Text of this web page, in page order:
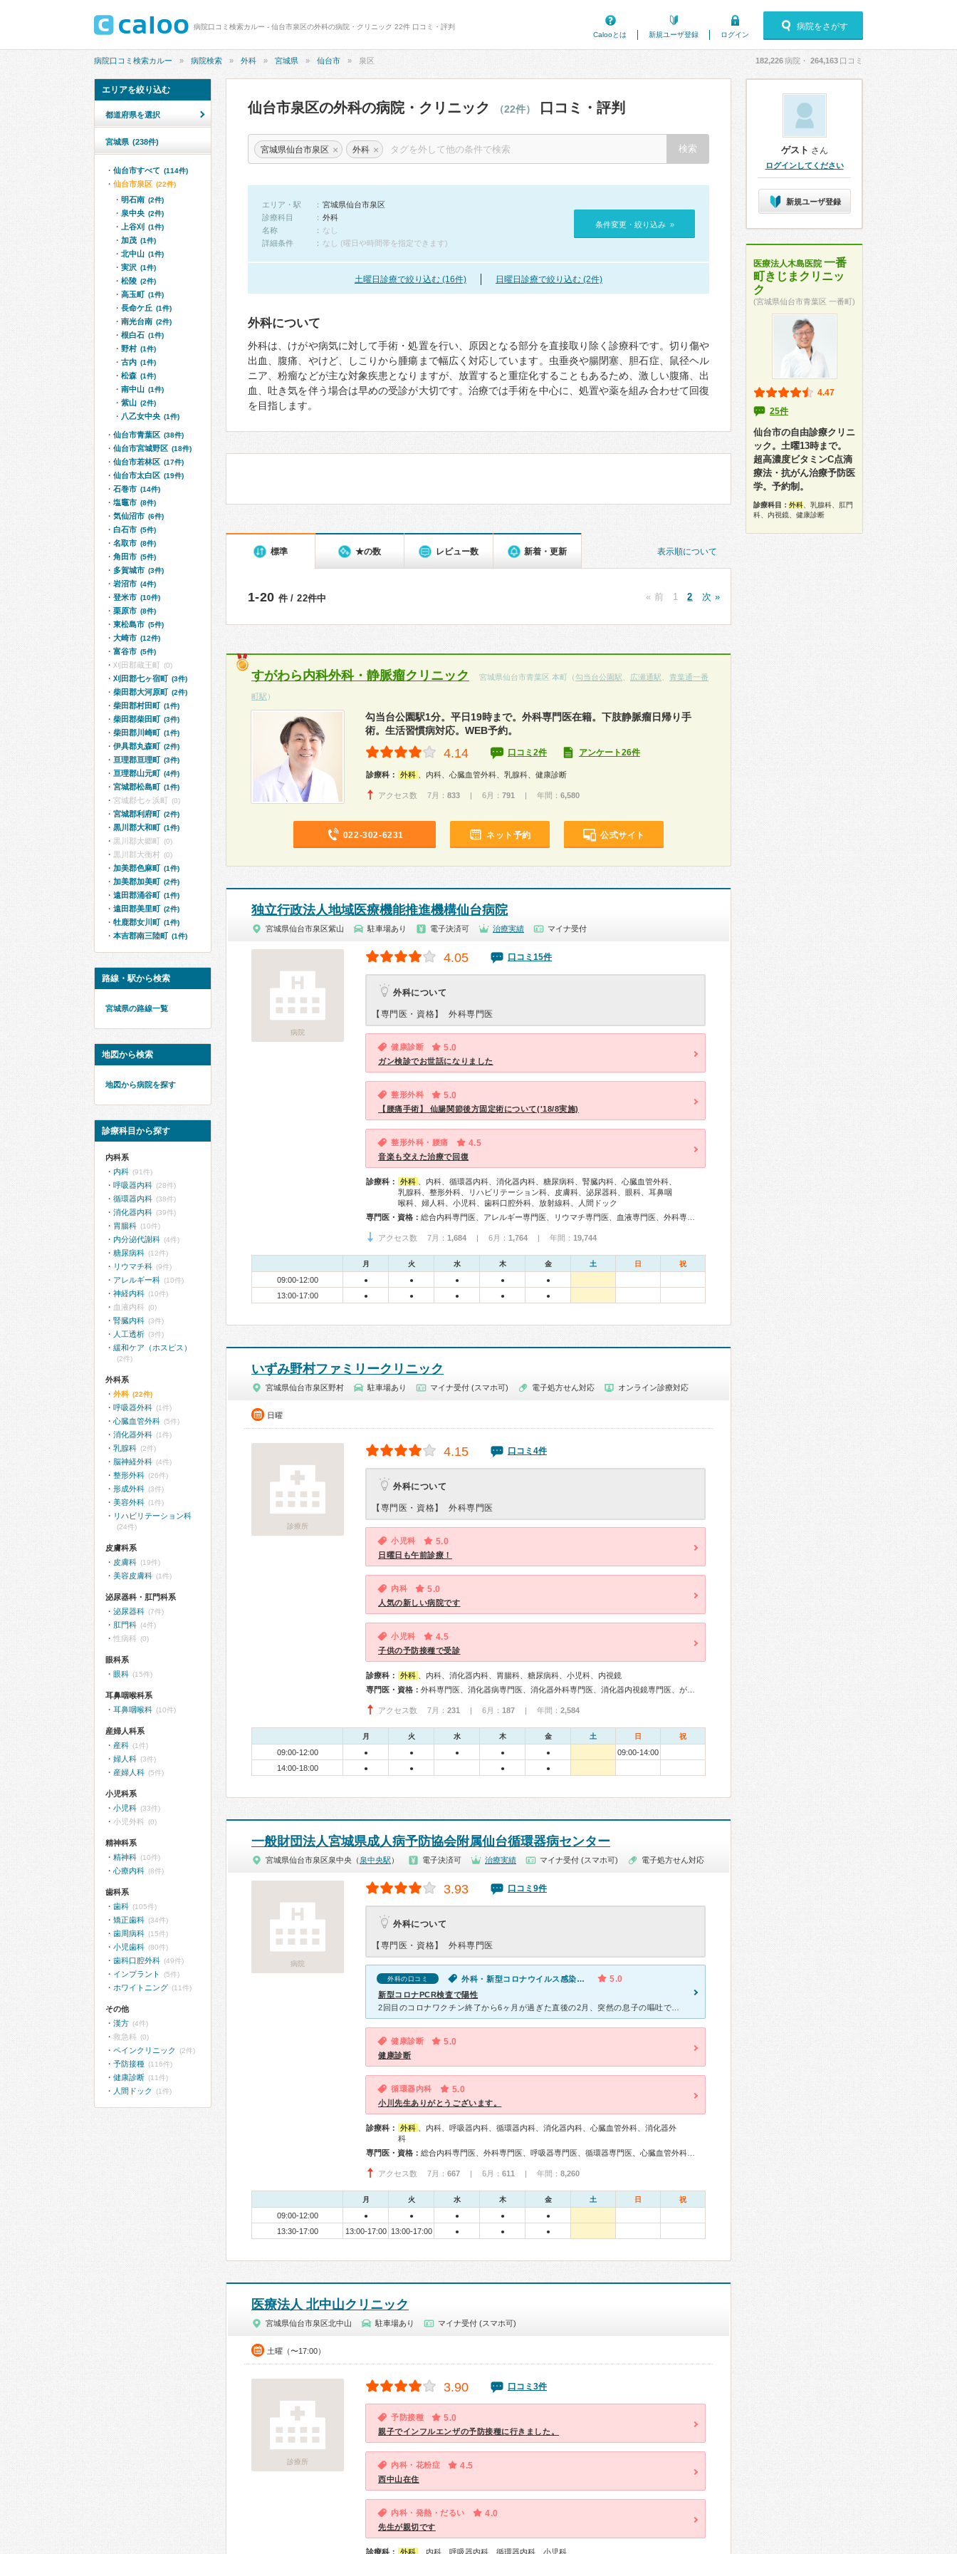
病院口コミ検索カルー - 仙台市泉区の外科の病院・クリニック 22件 口コミ・評判
Calooとは
新規ユーザ登録 ログイン
病院をさがす
病院口コミ検索カルー 病院検索 外科 宮城県 仙台市 泉区 182,226病院・ 264,163 口コミ
仙台市泉区の外科の病院・クリニック （22件） 口コミ・評判
宮城県仙台市泉区 × 外科 ×
エリア・駅
宮城県仙台市泉区
診療科目
外科
名称
なし
詳細条件
なし (曜日や時間帯を指定できます)
条件変更・絞り込み »
土曜日診療で絞り込む (16件) 日曜日診療で絞り込む (2件)
外科について
外科は、けがや病気に対して手術・処置を行い、原因となる部分を直接取り除く診療科です。切り傷や
出血、腹痛、やけど、しこりから腫瘍まで幅広く対応しています。虫垂炎や腸閉塞、胆石症、鼠径ヘル
ニア、粉瘤などが主な対象疾患となりますが、放置すると重症化することもあるため、激しい腹痛、出
血、吐き気を伴う場合は早めの受診が大切です。治療では手術を中心に、処置や薬を組み合わせて回復
を目指します。
表示順について
標準 ★の数 レビュー数 新着・更新
1-20 件 / 22件中 « 前 1 2 次 »
すがわら内科外科・静脈瘤クリニック 宮城県仙台市青葉区 本町（勾当台公園駅 広瀬通駅 青葉通一番
町駅 ）
勾当台公園駅1分。平日19時まで。外科専門医在籍。下肢静脈瘤日帰り手
術。生活習慣病対応。WEB予約。
4.14 口コミ2件 アンケート26件
診療科： 外科 、内科、心臓血管外科、乳腺科、健康診断
アクセス数 7月： 833 | 6月： 791 | 年間： 6,580
022-302-6231 ネット予約 公式サイト
独立行政法人地域医療機能推進機構仙台病院
宮城県仙台市泉区紫山 駐車場あり 電子決済可 治療実績 マイナ受付
病院
4.05 口コミ15件
外科について
【専門医・資格】 外科専門医
健康診断 5.0
ガン検診でお世話になりました
整形外科 5.0
【腰痛手術】 仙腸関節後方固定術について('18/8実施)
整形外科・腰痛 4.5
音楽も交えた治療で回復
診療科： 外科
、内科、循環器内科、消化器内科、糖尿病科、腎臓内科、心臓血管外科、
乳腺科、整形外科、リハビリテーション科、皮膚科、泌尿器科、眼科、耳鼻咽
喉科、婦人科、小児科、歯科口腔外科、放射線科、人間ドック
専門医・資格：
アクセス数 7月： 1,684 | 6月： 1,764 | 年間： 19,744
月 火 水 木 金 土 日 祝
09:00-12:00 ● ● ● ● ●
13:00-17:00 ● ● ● ● ●
いずみ野村ファミリークリニック
宮城県仙台市泉区野村 駐車場あり マイナ受付 (スマホ可) 電子処方せん対応 オンライン診療対応
日曜
診療所
4.15 口コミ4件
外科について
【専門医・資格】 外科専門医
小児科 5.0
日曜日も午前診療！
内科 5.0
人気の新しい病院です
小児科 4.5
子供の予防接種で受診
診療科： 外科
、内科、消化器内科、胃腸科、糖尿病科、小児科、内視鏡
専門医・資格：
アクセス数 7月： 231 | 6月： 187 | 年間： 2,584
月 火 水 木 金 土 日 祝
09:00-12:00 ● ● ● ● ●
09:00-14:00
14:00-18:00
● ● ● ●
一般財団法人宮城県成人病予防協会附属仙台循環器病センター
宮城県仙台市泉区泉中央（泉中央駅 ） 電子決済可 治療実績 マイナ受付 (スマホ可) 電子処方せん対応
病院
3.93 口コミ9件
外科について
【専門医・資格】 外科専門医
外科の口コミ 外科・新型コロナウイルス感染症（COVID-19） 5.0
新型コロナPCR検査で陽性
健康診断 5.0
健康診断
循環器内科 5.0
小川先生ありがとうございます。
診療科： 外科
、内科、呼吸器内科、循環器内科、消化器内科、心臓血管外科、消化器外
科
専門医・資格：
アクセス数 7月： 667 | 6月： 611 | 年間： 8,260
月 火 水 木 金 土 日 祝
09:00-12:00 ● ● ● ● ●
13:30-17:00 13:00-17:00 13:00-17:00 ● ● ●
医療法人 北中山クリニック
宮城県仙台市泉区北中山 駐車場あり マイナ受付 (スマホ可)
土曜（〜17:00）
診療所
3.90 口コミ3件
予防接種 5.0
親子でインフルエンザの予防接種に行きました。
内科・花粉症 4.5
西中山在住
内科・発熱・だるい 4.0
先生が親切です
診療科： 外科 、内科、呼吸器内科、循環器内科、小児科
エリアを絞り込む
都道府県を選択
宮城県 (238件)
仙台市すべて (114件)
仙台市泉区 (22件)
明石南 (2件)
泉中央 (2件)
上谷刈 (1件)
加茂 (1件)
北中山 (1件)
実沢 (1件)
松陵 (2件)
高玉町 (1件)
長命ケ丘 (1件)
南光台南 (2件)
根白石 (1件)
野村 (1件)
古内 (1件)
松森 (1件)
南中山 (1件)
紫山 (2件)
八乙女中央 (1件)
仙台市青葉区 (38件)
仙台市宮城野区 (18件)
仙台市若林区 (17件)
仙台市太白区 (19件)
石巻市 (14件)
塩竈市 (8件)
気仙沼市 (6件)
白石市 (5件)
名取市 (8件)
角田市 (5件)
多賀城市 (3件)
岩沼市 (4件)
登米市 (10件)
栗原市 (8件)
東松島市 (5件)
大崎市 (12件)
富谷市 (5件)
刈田郡蔵王町 (0)
刈田郡七ヶ宿町 (3件)
柴田郡大河原町 (2件)
柴田郡村田町 (1件)
柴田郡柴田町 (3件)
柴田郡川崎町 (1件)
伊具郡丸森町 (2件)
亘理郡亘理町 (3件)
亘理郡山元町 (4件)
宮城郡松島町 (1件)
宮城郡七ヶ浜町 (0)
宮城郡利府町 (2件)
黒川郡大和町 (1件)
黒川郡大郷町 (0)
黒川郡大衡村 (0)
加美郡色麻町 (1件)
加美郡加美町 (2件)
遠田郡涌谷町 (1件)
遠田郡美里町 (2件)
牡鹿郡女川町 (1件)
本吉郡南三陸町 (1件)
路線・駅から検索
宮城県の路線一覧
地図から検索
地図から病院を探す
診療科目から探す
内科系
内科 (91件)
呼吸器内科 (28件)
循環器内科 (38件)
消化器内科 (39件)
胃腸科 (10件)
内分泌代謝科 (4件)
糖尿病科 (12件)
リウマチ科 (9件)
アレルギー科 (10件)
神経内科 (10件)
血液内科 (0)
腎臓内科 (3件)
人工透析 (3件)
緩和ケア（ホスピス）
(2件)
外科系
外科 (22件)
呼吸器外科 (1件)
心臓血管外科 (5件)
消化器外科 (1件)
乳腺科 (2件)
脳神経外科 (4件)
整形外科 (26件)
形成外科 (3件)
美容外科 (1件)
リハビリテーション科
(24件)
皮膚科系
皮膚科 (19件)
美容皮膚科 (1件)
泌尿器科・肛門科系
泌尿器科 (7件)
肛門科 (4件)
性病科 (0)
眼科系
眼科 (15件)
耳鼻咽喉科系
耳鼻咽喉科 (10件)
産婦人科系
産科 (1件)
婦人科 (3件)
産婦人科 (5件)
小児科系
小児科 (33件)
小児外科 (0)
精神科系
精神科 (10件)
心療内科 (8件)
歯科系
歯科 (105件)
矯正歯科 (34件)
歯周病科 (15件)
小児歯科 (80件)
歯科口腔外科 (49件)
インプラント (5件)
ホワイトニング (11件)
その他
漢方 (4件)
救急科 (0)
ペインクリニック (2件)
予防接種 (116件)
健康診断 (11件)
人間ドック (1件)
ゲスト さん
ログインしてください
新規ユーザ登録
医療法人木島医院 一番
町きじまクリニッ
ク
(宮城県仙台市青葉区 一番町)
4.47
25件
仙台市の自由診療クリニ
ック。土曜13時まで。
超高濃度ビタミンC点滴
療法・抗がん治療予防医
学。予約制。
診療科目： 外科 、乳腺科、肛門
科、内視鏡、健康診断